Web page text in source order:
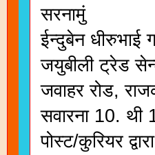
सरनामुं
ईन्दुबेन धीरुभाई
जयुबीली ट्रेड
जवाहर रोड,
सवारना 10. थी
पोस्ट/कुरियर